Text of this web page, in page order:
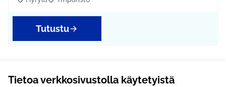
Tietoa verkkosivustolla käytetyistä
Rajaa tulokset aihepiirin mukaan: Hyrylä
Rajaa tulokset teeman mukaan: Ympäristö
Tutustu
Pekkolaan penkkejä #1324